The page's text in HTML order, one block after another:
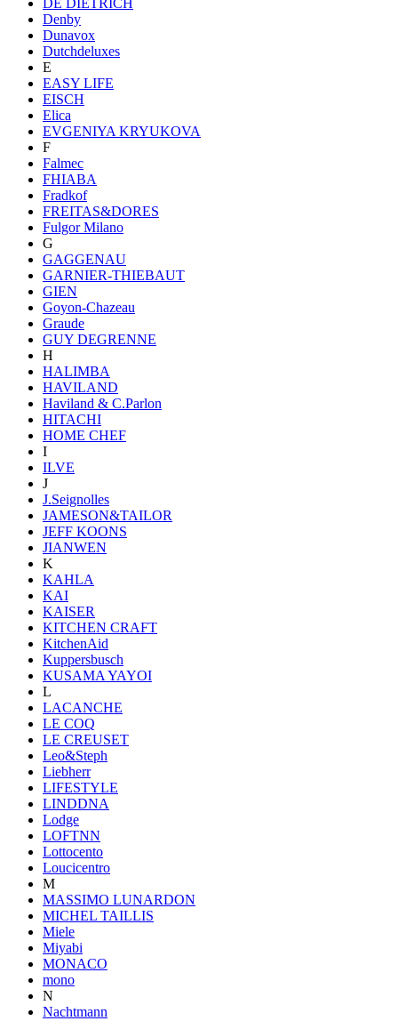
Denby
Dunavox
Dutchdeluxes
E
EASY LIFE
EISCH
Elica
EVGENIYA KRYUKOVA
F
Falmec
FHIABA
Fradkof
FREITAS&DORES
Fulgor Milano
G
GAGGENAU
GARNIER-THIEBAUT
GIEN
Goyon-Chazeau
Graude
GUY DEGRENNE
H
HALIMBA
HAVILAND
Haviland & C.Parlon
HITACHI
HOME CHEF
I
ILVE
J
J.Seignolles
JAMESON&TAILOR
JEFF KOONS
JIANWEN
K
KAHLA
KAI
KAISER
KITCHEN CRAFT
KitchenAid
Kuppersbusch
KUSAMA YAYOI
L
LACANCHE
LE COQ
LE CREUSET
Leo&Steph
Liebherr
LIFESTYLE
LINDDNA
Lodge
LOFTNN
Lottocento
Loucicentro
M
MASSIMO LUNARDON
MICHEL TAILLIS
Miele
Miyabi
MONACO
mono
N
Nachtmann